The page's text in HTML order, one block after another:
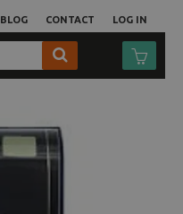
LOG IN
BLOG CONTACT